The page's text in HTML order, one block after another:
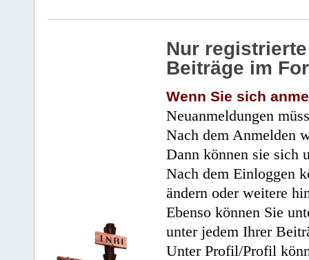
Nur
Beiträge im
Wenn Sie sich
Neuanmeldungen
Nach dem Anmelden
Dann können sie sich
Nach dem Einloggen
ändern oder weitere
Ebenso können Sie
unter jedem Ihrer
Unter Profil/Profil